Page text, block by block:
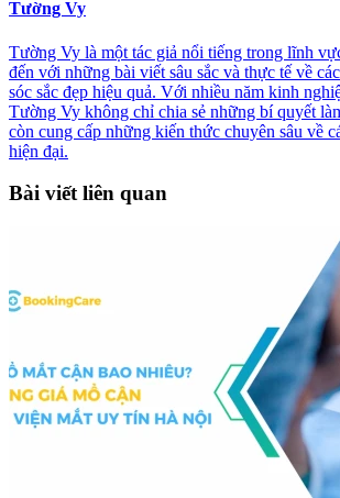
Tường Vy
Tường Vy là một tác giả nổi tiếng trong lĩnh
đến với những bài viết sâu sắc và thực tế về
sóc sắc đẹp hiệu quả. Với nhiều năm kinh
Tường Vy không chỉ chia sẻ những bí quyết
còn cung cấp những kiến thức chuyên sâu về
hiện đại.
Bài viết liên quan